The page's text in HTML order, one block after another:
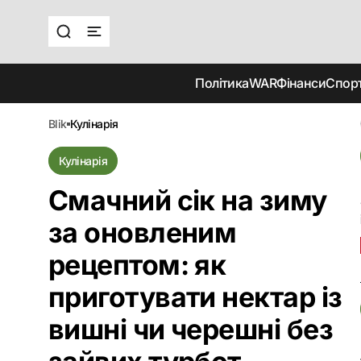
ПолітикаWARФінанси
blik кулінарія
Кулінарія
Смачний сік на зиму
за оновленим
рецептом: як
приготувати нектар із
вишні чи черешні без